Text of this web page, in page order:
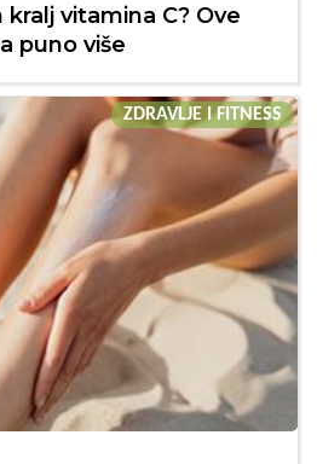
vitamina C? Ove
puno više
ZDRAVLJE I FITNESS